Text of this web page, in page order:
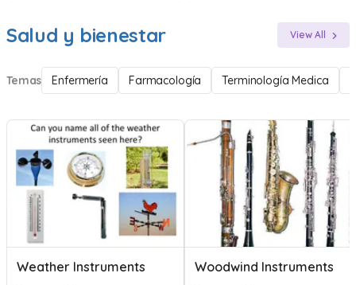
Salud y bienestar View All
Temas Enfermería Farmacología Terminología Medica
Weather Instruments Woodwind Instruments